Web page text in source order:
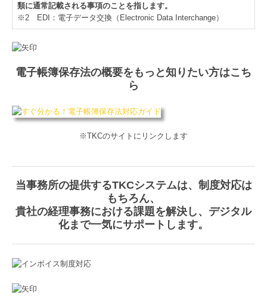
類に通常記載される事項のことを指します。
※2 EDI：電子データ交換（Electronic Data Interchange）
電子帳簿保存法の概要をもっと知りたい方はこち
ら
※TKCのサイトにリンクします
当事務所の提供するTKCシステムは、制度対応は
もちろん、
貴社の経理事務における課題を解決し、デジタル
化まで一気にサポートします。